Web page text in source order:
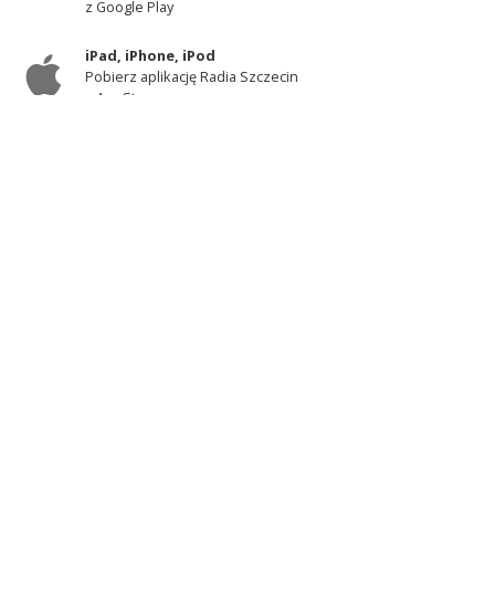
z Google Play
iPad, iPhone, iPod
Pobierz aplikację Radia Szczecin
z AppStore